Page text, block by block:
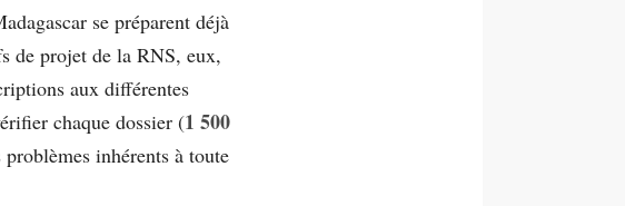
se préparent déjà
de projet de la RNS, eux,
aux différentes
chaque dossier (1 500
inhérents à toute